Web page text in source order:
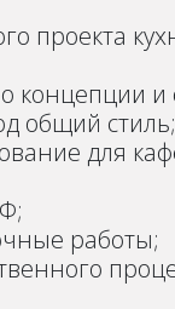
проекта
концепции
общий
для
работы;